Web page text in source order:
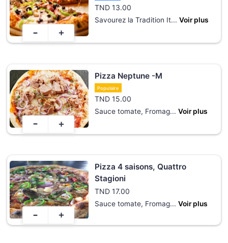
TND 13.00
Savourez la Tradition It... Voir plus
- +
Pizza Neptune -M
Populaire
TND 15.00
Sauce tomate, Fromag... Voir plus
- +
Pizza 4 saisons, Quattro
Stagioni
TND 17.00
Sauce tomate, Fromag... Voir plus
- +